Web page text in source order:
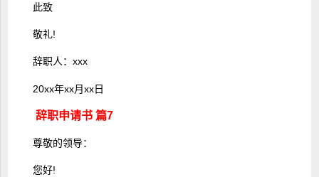
此致
敬礼!
辞职人：xxx
20xx年xx月xx日
辞职申请书 篇7
尊敬的领导：
您好!